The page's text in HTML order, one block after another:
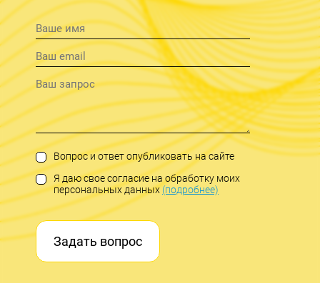
Вопрос и ответ опубликовать на сайте
Я даю свое согласие на обработку моих
персональных данных(подробнее)
Задать вопрос